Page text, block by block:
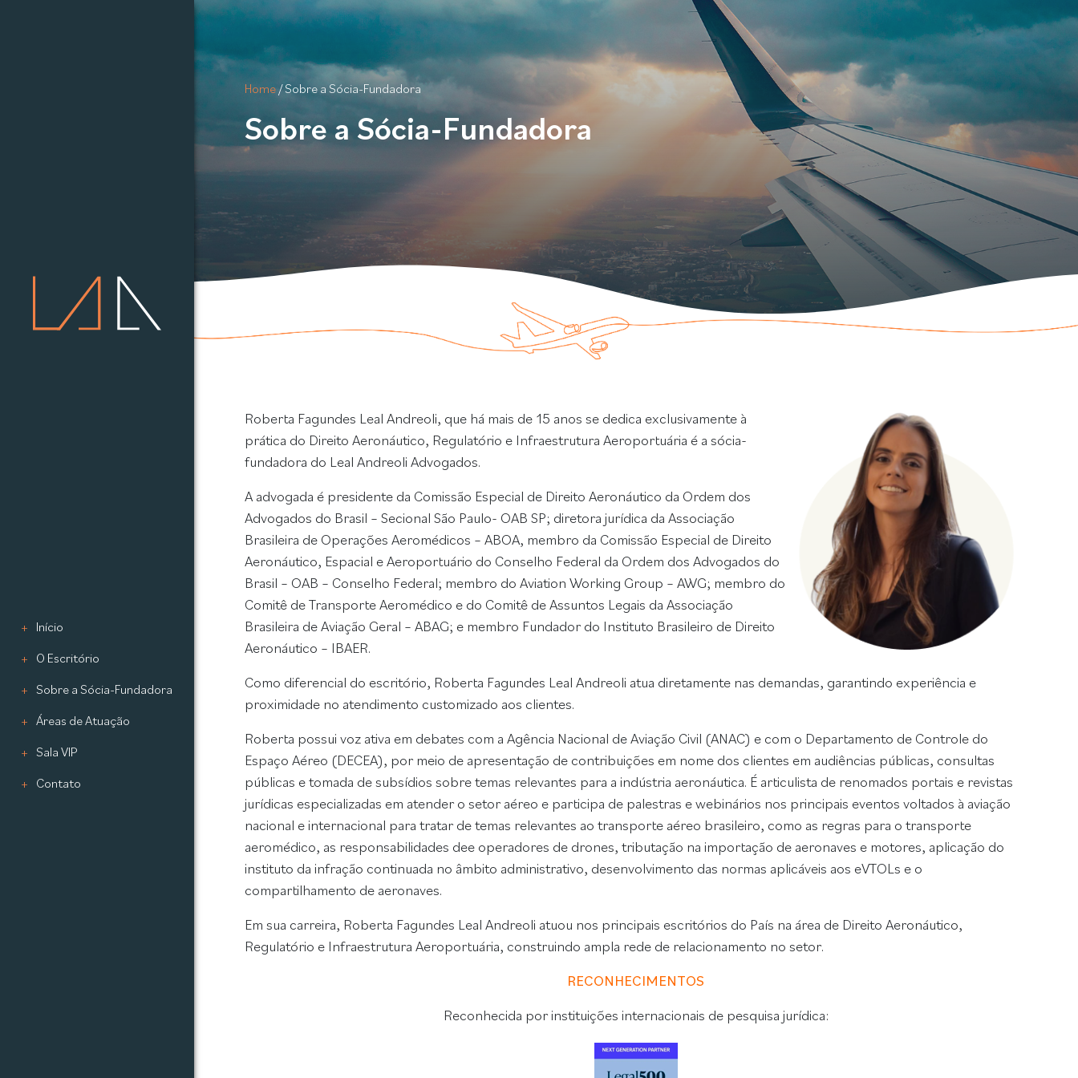
Início
O Escritório
Sobre a Sócia-Fundadora
Áreas de Atuação
Sala VIP
Contato
Home/Sobre a Sócia-Fundadora
Sobre a Sócia-Fundadora
Roberta Fagundes Leal Andreoli, que há mais de 15 anos se dedica exclusivamente à
prática do Direito Aeronáutico, Regulatório e Infraestrutura Aeroportuária é a sócia-
fundadora do Leal Andreoli Advogados.
A advogada é presidente da Comissão Especial de Direito Aeronáutico da Ordem dos
Advogados do Brasil – Secional São Paulo- OAB SP; diretora jurídica da Associação
Brasileira de Operações Aeromédicos – ABOA, membro da Comissão Especial de Direito
Aeronáutico, Espacial e Aeroportuário do Conselho Federal da Ordem dos Advogados do
Brasil – OAB – Conselho Federal; membro do Aviation Working Group – AWG; membro do
Comitê de Transporte Aeromédico e do Comitê de Assuntos Legais da Associação
Brasileira de Aviação Geral – ABAG; e membro Fundador do Instituto Brasileiro de Direito
Aeronáutico – IBAER.
Como diferencial do escritório, Roberta Fagundes Leal Andreoli atua diretamente nas demandas, garantindo experiência e
proximidade no atendimento customizado aos clientes.
Roberta possui voz ativa em debates com a Agência Nacional de Aviação Civil (ANAC) e com o Departamento de Controle do
Espaço Aéreo (DECEA), por meio de apresentação de contribuições em nome dos clientes em audiências públicas, consultas
públicas e tomada de subsídios sobre temas relevantes para a indústria aeronáutica. É articulista de renomados portais e revistas
jurídicas especializadas em atender o setor aéreo e participa de palestras e webinários nos principais eventos voltados à aviação
nacional e internacional para tratar de temas relevantes ao transporte aéreo brasileiro, como as regras para o transporte
aeromédico, as responsabilidades dee operadores de drones, tributação na importação de aeronaves e motores, aplicação do
instituto da infração continuada no âmbito administrativo, desenvolvimento das normas aplicáveis aos eVTOLs e o
compartilhamento de aeronaves.
Em sua carreira, Roberta Fagundes Leal Andreoli atuou nos principais escritórios do País na área de Direito Aeronáutico,
Regulatório e Infraestrutura Aeroportuária, construindo ampla rede de relacionamento no setor.
RECONHECIMENTOS
Reconhecida por instituições internacionais de pesquisa jurídica: